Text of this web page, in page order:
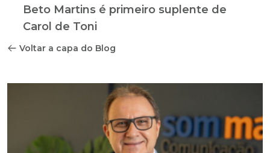
Beto Martins é primeiro suplente de
Carol de Toni
Voltar a capa do Blog